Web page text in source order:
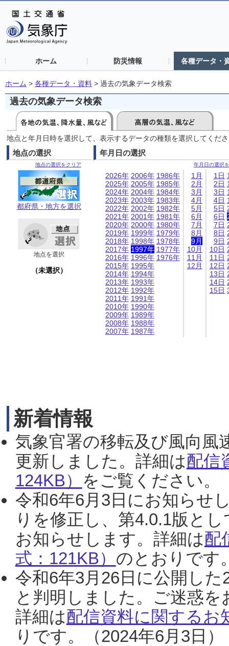
ホーム 防災情報 各種データ・
ホーム > 各種データ・資料 > 過去の気象データ検索
過去の気象データ検索
地点と年月日時を選択して、表示するデータの種類を選択してくだ
地点の選択
地点の選択をクリア
都府県・地方を選択
地点を選択
（未選択）
年月日の選択
年月日の選択
2026年
2025年
2024年
2023年
2022年
2021年
2020年
2019年
2018年
2017年
2016年
2015年
2014年
2013年
2012年
2011年
2010年
2009年
2008年
2007年
2006年
2005年
2004年
2003年
2002年
2001年
2000年
1999年
1998年
1997年
1996年
1995年
1994年
1993年
1992年
1991年
1990年
1989年
1988年
1987年
1986年
1985年
1984年
1983年
1982年
1981年
1980年
1979年
1978年
1977年
1976年
1月
2月
3月
4月
5月
6月
7月
8月
9月
10月
11月
12月
1日
2日
3日
4日
5日
6日
7日
8日
9日
10日
11日
12日
13日
14日
15日
新着情報
気象官署の移転及び風向風
更新しました。詳細は配信
124KB） をご覧ください。
令和6年6月3日にお知らせ
りを修正し、第4.0.1版と
お知らせします。詳細は配
式：121KB） のとおりです
令和6年3月26日に公開し
と判明しました。ご迷惑
詳細は配信資料に関するお
りです。（2024年6月3日）